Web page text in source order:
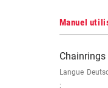
Manuel
Chainrings
Langue
: